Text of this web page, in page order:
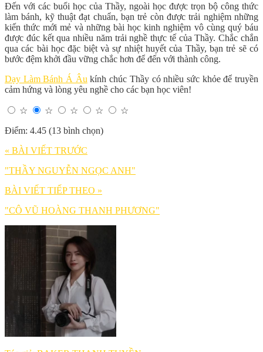
Đến với các buổi học của Thầy, ngoài học được trọn bộ công thức
làm bánh, kỹ thuật đạt chuẩn, bạn trẻ còn được trải nghiệm những
kiến thức mới mẻ và những bài học kinh nghiệm vô cùng quý báu
được đúc kết qua nhiều năm trải nghề thực tế của Thầy. Chắc chắn
qua các bài học đặc biệt và sự nhiệt huyết của Thầy, bạn trẻ sẽ có
bước đệm khởi đầu vững chắc hơn để đến với thành công.
Dạy Làm Bánh Á Âu kính chúc Thầy có nhiều sức khỏe để truyền
cảm hứng và lòng yêu nghề cho các bạn học viên!
☆ ☆ ☆ ☆
☆
Điểm: 4.45 (13 bình chọn)
« BÀI VIẾT TRƯỚC
"THẦY NGUYỄN NGỌC ANH"
BÀI VIẾT TIẾP THEO »
"CÔ VŨ HOÀNG THANH PHƯƠNG"